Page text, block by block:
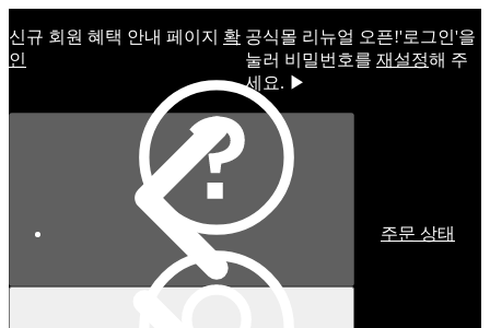
신규 회원 혜택 안내 페이지 확
인
공식몰 리뉴얼 오픈!ㅤ'로그인'을
눌러 비밀번호를 재설정해 주
세요. ▶
주문 상태